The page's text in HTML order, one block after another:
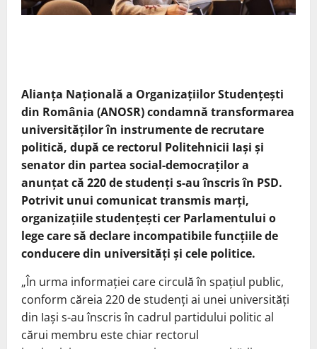
Alianța Națională a Organizațiilor Studențești
din România (ANOSR) condamnă transformarea
universităților în instrumente de recrutare
politică, după ce rectorul Politehnicii Iași și
senator din partea social-democraților a
anunțat că 220 de studenți s-au înscris în PSD.
Potrivit unui comunicat transmis marți,
organizațiile studențești cer Parlamentului o
lege care să declare incompatibile funcțiile de
conducere din universități și cele politice.
„În urma informației care circulă în spațiul public,
conform căreia 220 de studenți ai unei universități
din Iași s-au înscris în cadrul partidului politic al
cărui membru este chiar rectorul